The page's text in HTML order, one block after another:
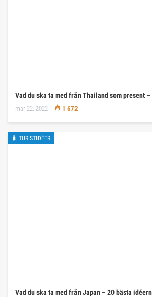
Vad du ska ta med från Thailand som present
mar 22, 2022 1 672
🧳 TURISTIDÉER
Vad du ska ta med från Japan – 20 bästa